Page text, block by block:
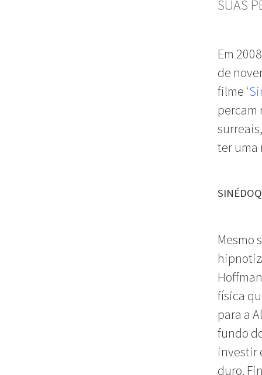
SUAS
Em
de
filme
percam
ter uma
Mesmo
física
para a
fundo
investir
duro.